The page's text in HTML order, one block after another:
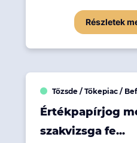
Részletek
Tőzsde / Tőkepiac /
Értékpapírjog
szakvizsga fe...